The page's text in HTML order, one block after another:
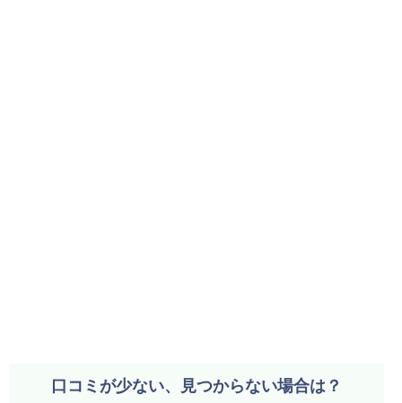
口コミが少ない、見つからない場合は？